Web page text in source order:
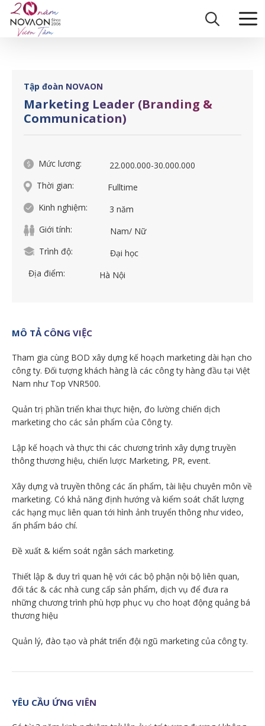
content
Trang chủ | Marketing Leader (Branding & Communication)
Tập đoàn NOVAON
Marketing Leader (Branding &
Communication)
Mức lương:
22.000.000-30.000.000
Thời gian:
Fulltime
Kinh nghiệm:
3 năm
Giới tính:
Nam/ Nữ
Trình độ:
Đại học
Địa điểm:
Hà Nội
MÔ TẢ CÔNG VIỆC
Tham gia cùng BOD xây dựng kế hoạch marketing dài hạn cho
công ty. Đối tượng khách hàng là các công ty hàng đầu tại Việt
Nam như Top VNR500.
Quản trị phần triển khai thực hiện, đo lường chiến dịch
marketing cho các sản phẩm của Công ty.
Lập kế hoạch và thực thi các chương trình xây dựng truyền
thông thương hiệu, chiến lược Marketing, PR, event.
Xây dựng và truyền thông các ấn phẩm, tài liệu chuyên môn về
marketing. Có khả năng định hướng và kiểm soát chất lượng
các hạng mục liên quan tới hình ảnh truyển thông như video,
ấn phẩm báo chí.
Đề xuất & kiểm soát ngân sách marketing.
Thiết lập & duy trì quan hệ với các bộ phận nội bộ liên quan,
đối tác & các nhà cung cấp sản phẩm, dịch vụ để đưa ra
những chương trình phù hợp phục vụ cho hoạt động quảng bá
thương hiệu
Quản lý, đào tạo và phát triển đội ngũ marketing của công ty.
YÊU CẦU ỨNG VIÊN